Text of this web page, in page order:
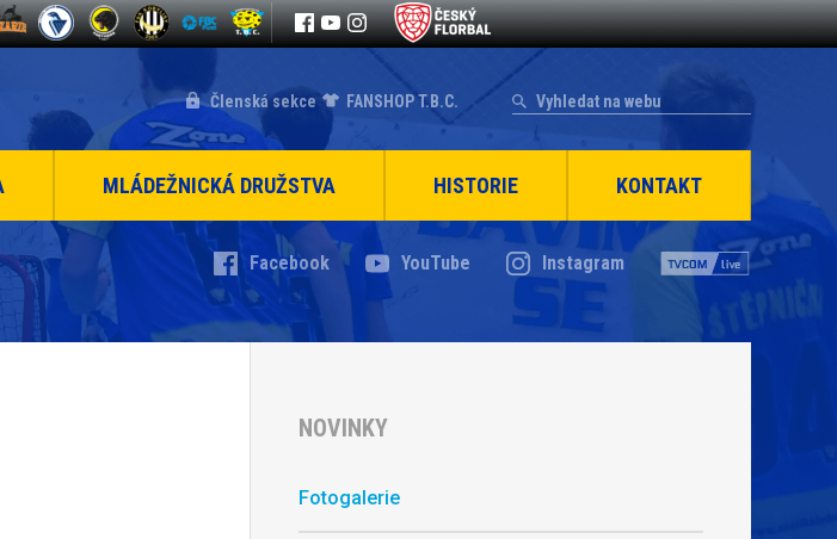
Členská sekce FANSHOP T.B.C.
MLÁDEŽNICKÁ DRUŽSTVA HISTORIE KONTAKT
Facebook YouTube Instagram
NOVINKY
Fotogalerie